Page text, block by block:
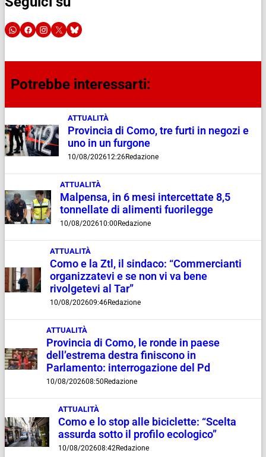
Potrebbe interessarti:
ATTUALITÀ
Provincia di Como, tre furti in negozi e
uno in un furgone
10/08/202612:26Redazione
ATTUALITÀ
Malpensa, in 6 mesi intercettate 8,5
tonnellate di alimenti fuorilegge
10/08/202610:00 Redazione
ATTUALITÀ
Como e la Ztl, il sindaco: “Commercianti
organizzatevi e se non vi va bene
rivolgetevi al Tar”
10/08/202609:46Redazione
ATTUALITÀ
Provincia di Como, le ronde in paese
dell’estrema destra finiscono in
Parlamento: interrogazione del Pd
10/08/202608:50 Redazione
ATTUALITÀ
Como e lo stop alle biciclette: “Scelta
assurda sotto il profilo ecologico”
10/08/202608:42Redazione